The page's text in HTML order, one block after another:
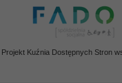
Projekt Kuźnia Dostępnych Stron